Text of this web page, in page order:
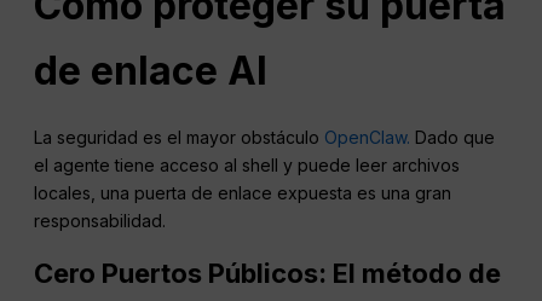
de enlace AI
La seguridad es el mayor obstáculo OpenClaw. Dado que
el agente tiene acceso al shell y puede leer archivos
locales, una puerta de enlace expuesta es una gran
responsabilidad.
Cero Puertos Públicos: El método de